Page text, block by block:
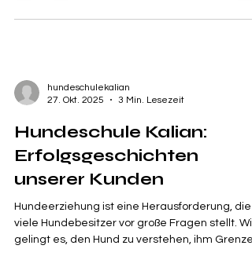
gemeinsamen Zeit zu verlieren. In diesem
Hundeerziehung so wichtig? Hunde sind soziale
Tiere, die klare Regeln und Grenzen brauchen.
hundeschulekalian
27. Okt. 2025
3 Min. Lesezeit
Hundeschule Kalian:
Erfolgsgeschichten
unserer Kunden
Hundeerziehung ist eine Herausforderung, die
viele Hundebesitzer vor große Fragen stellt.
gelingt es, den Hund zu verstehen, ihm